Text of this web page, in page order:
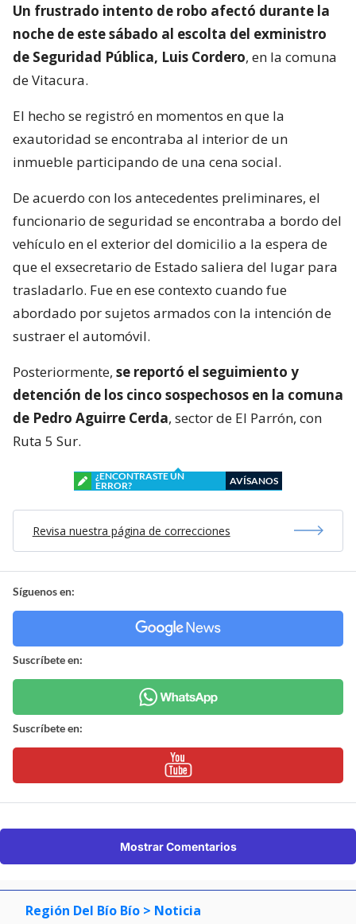
Un frustrado intento de robo afectó durante la
noche de este sábado al escolta del exministro
de Seguridad Pública, Luis Cordero, en la comuna
de Vitacura.
El hecho se registró en momentos en que la
exautoridad se encontraba al interior de un
inmueble participando de una cena social.
De acuerdo con los antecedentes preliminares, el
funcionario de seguridad se encontraba a bordo del
vehículo en el exterior del domicilio a la espera de
que el exsecretario de Estado saliera del lugar para
trasladarlo. Fue en ese contexto cuando fue
abordado por sujetos armados con la intención de
sustraer el automóvil.
Posteriormente, se reportó el seguimiento y
detención de los cinco sospechosos en la comuna
de Pedro Aguirre Cerda, sector de El Parrón, con
Ruta 5 Sur.
¿ENCONTRASTE UN
ERROR?
AVÍSANOS
Revisa nuestra página de correcciones
Síguenos en:
Suscríbete en:
Suscríbete en:
Mostrar Comentarios
Región Del Bío Bío > Noticia